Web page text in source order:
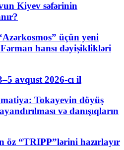
Kiyev səfərinin
üçün yeni
hansı dəyişiklikləri
avqust 2026-cı il
Tokayevin döyüş
və danışıqların
öz “TRIPP”lərini hazırlayır